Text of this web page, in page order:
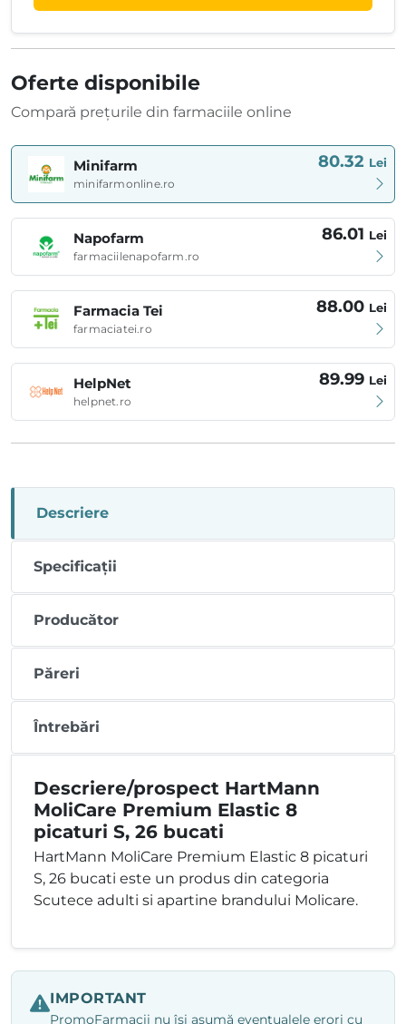
Oferte disponibile
Compară prețurile din farmaciile online
Minifarm
minifarmonline.ro
80.32 Lei
Napofarm
farmaciilenapofarm.ro
86.01 Lei
Farmacia Tei
farmaciatei.ro
88.00 Lei
HelpNet
helpnet.ro
89.99 Lei
Descriere
Specificații
Producător
Păreri
Întrebări
Descriere/prospect HartMann
MoliCare Premium Elastic 8
picaturi S, 26 bucati
HartMann MoliCare Premium Elastic 8 picaturi
S, 26 bucati este un produs din categoria
Scutece adulti si apartine brandului Molicare.
IMPORTANT
PromoFarmacii nu își asumă eventualele erori cu